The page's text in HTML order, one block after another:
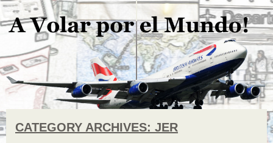
CATEGORY ARCHIVES: JER